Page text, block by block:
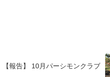
【報告】 10月パーシモンクラブ